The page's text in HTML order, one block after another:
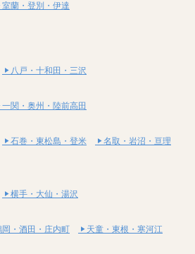
室蘭・登別・伊達
八戸・十和田・三沢
一関・奥州・陸前高田
石巻・東松島・登米
名取・岩沼・亘理
横手・大仙・湯沢
岡・酒田・庄内町
天童・東根・寒河江